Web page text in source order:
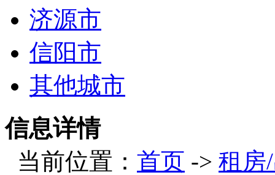
济源市
信阳市
其他城市
信息详情
当前位置： 首页 -> 租房